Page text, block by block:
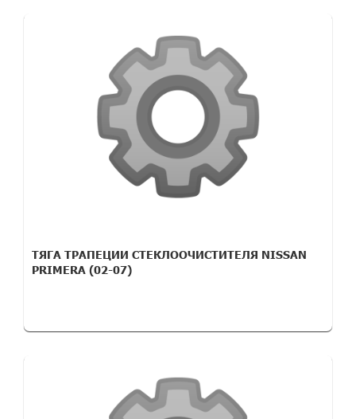
ТЯГА ТРАПЕЦИИ СТЕКЛООЧИСТИТЕЛЯ NISSAN
PRIMERA (02-07)